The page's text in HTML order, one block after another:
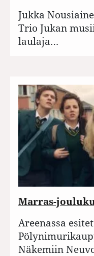
Jukka
Trio Jukan
laulaja…
Marras-
Areenassa
Näkemiin